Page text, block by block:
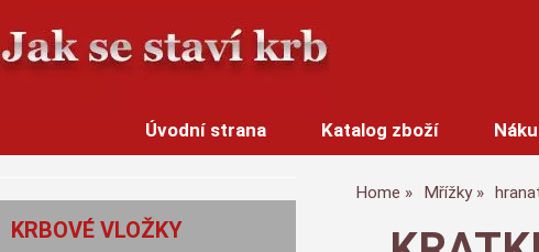
Úvodní strana Katalog zboží
Home Mřížky
KRBOVÉ VLOŽKY